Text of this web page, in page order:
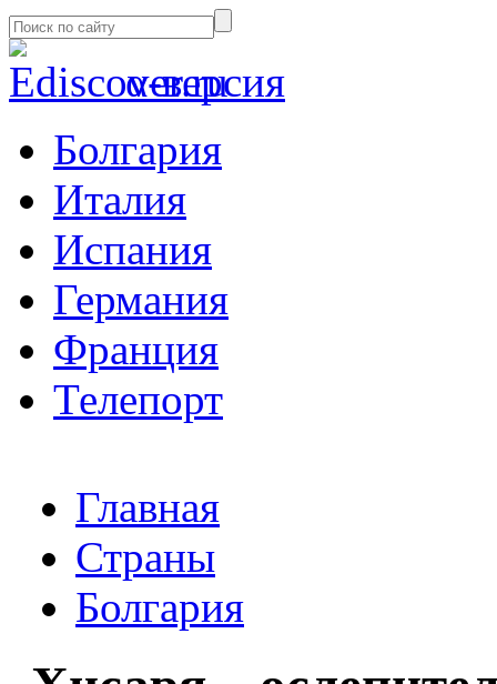
α-версия
Болгария
Италия
Испания
Германия
Франция
Телепорт
Главная
Страны
Болгария